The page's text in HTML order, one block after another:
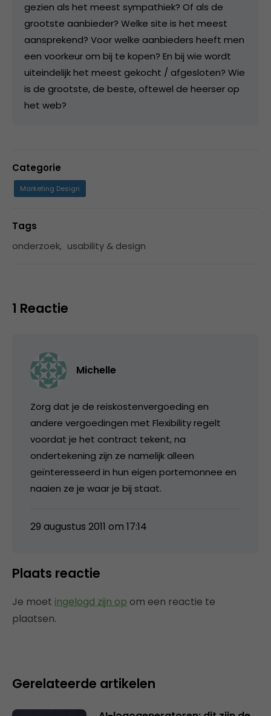
gezien als het meest sympathiek? Of als de
grootste aanbieder? Welke site is het meest
aansprekend? Voor welke aanbieders heeft men
een voorkeur om bij te kopen? En bij wie wordt
uiteindelijk het meest gekocht / afgesloten? Wie
is de grootste, de beste, oftewel de heerser op
het web?
Categorie
Marketing Design
Tags
onderzoek, usability & design
1 Reactie
Michelle
Zorg dat je de reiskostenvergoeding en
andere vergoedingen met Flexibility regelt
voordat je het contract tekent, na
ondertekening zijn ze namelijk alleen
geïnteresseerd in hun eigen portemonnee en
naaien ze je waar je bij staat.
29 augustus 2011 om 17:14
Plaats reactie
Je moet ingelogd zijn op om een reactie te
plaatsen.
Gerelateerde artikelen